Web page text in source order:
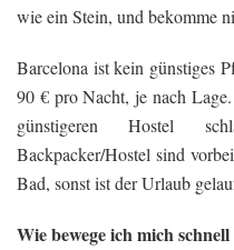
wie ein Stein, und bekomme
Barcelona ist kein günstiges
90 € pro Nacht, je nach
günstigeren Hostel
Backpacker/Hostel sind
Bad, sonst ist der Urlaub
Wie bewege ich mich